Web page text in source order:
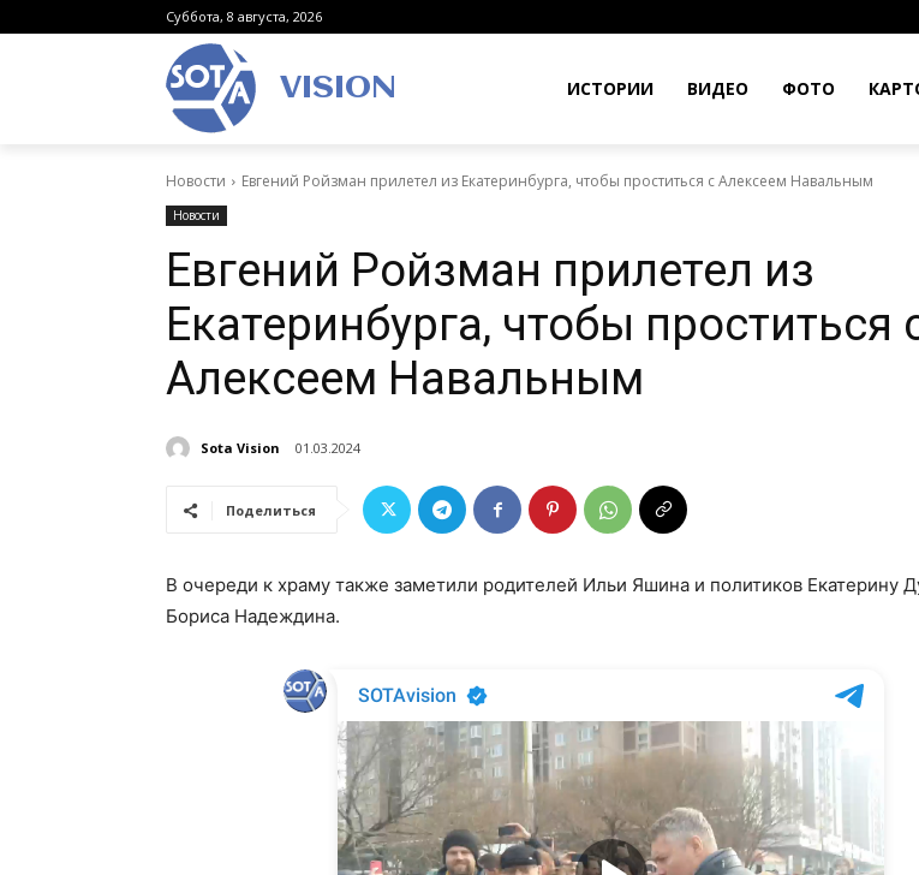
Суббота, 8 августа, 2026
VISION ИСТОРИИ ВИДЕО ФОТО
Новости Евгений Ройзман прилетел из Екатеринбурга, чтобы проститься с Алексеем Навальным
Новости
Евгений Ройзман прилетел из
Екатеринбурга, чтобы проститься
Алексеем Навальным
Sota Vision 01.03.2024
Поделиться
В очереди к храму также заметили родителей Ильи Яшина и политиков Екатерину
Бориса Надеждина.